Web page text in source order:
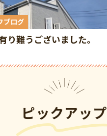
ブログ
り難うございました。
ピックアップ